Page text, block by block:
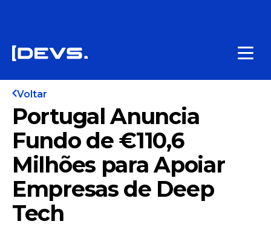
Voltar
Portugal Anuncia
Fundo de €110,6
Milhões para Apoiar
Empresas de Deep
Tech